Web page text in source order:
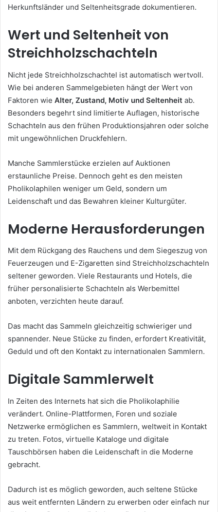
Herkunftsländer und Seltenheitsgrade dokumentieren.
Wert und Seltenheit von
Streichholzschachteln
Nicht jede Streichholzschachtel ist automatisch wertvoll.
Wie bei anderen Sammelgebieten hängt der Wert von
Faktoren wie Alter, Zustand, Motiv und Seltenheit ab.
Besonders begehrt sind limitierte Auflagen, historische
Schachteln aus den frühen Produktionsjahren oder solche
mit ungewöhnlichen Druckfehlern.
Manche Sammlerstücke erzielen auf Auktionen
erstaunliche Preise. Dennoch geht es den meisten
Pholikolaphilen weniger um Geld, sondern um
Leidenschaft und das Bewahren kleiner Kulturgüter.
Moderne Herausforderungen
Mit dem Rückgang des Rauchens und dem Siegeszug von
Feuerzeugen und E-Zigaretten sind Streichholzschachteln
seltener geworden. Viele Restaurants und Hotels, die
früher personalisierte Schachteln als Werbemittel
anboten, verzichten heute darauf.
Das macht das Sammeln gleichzeitig schwieriger und
spannender. Neue Stücke zu finden, erfordert Kreativität,
Geduld und oft den Kontakt zu internationalen Sammlern.
Digitale Sammlerwelt
In Zeiten des Internets hat sich die Pholikolaphilie
verändert. Online-Plattformen, Foren und soziale
Netzwerke ermöglichen es Sammlern, weltweit in Kontakt
zu treten. Fotos, virtuelle Kataloge und digitale
Tauschbörsen haben die Leidenschaft in die Moderne
gebracht.
Dadurch ist es möglich geworden, auch seltene Stücke
aus weit entfernten Ländern zu erwerben oder einfach nur